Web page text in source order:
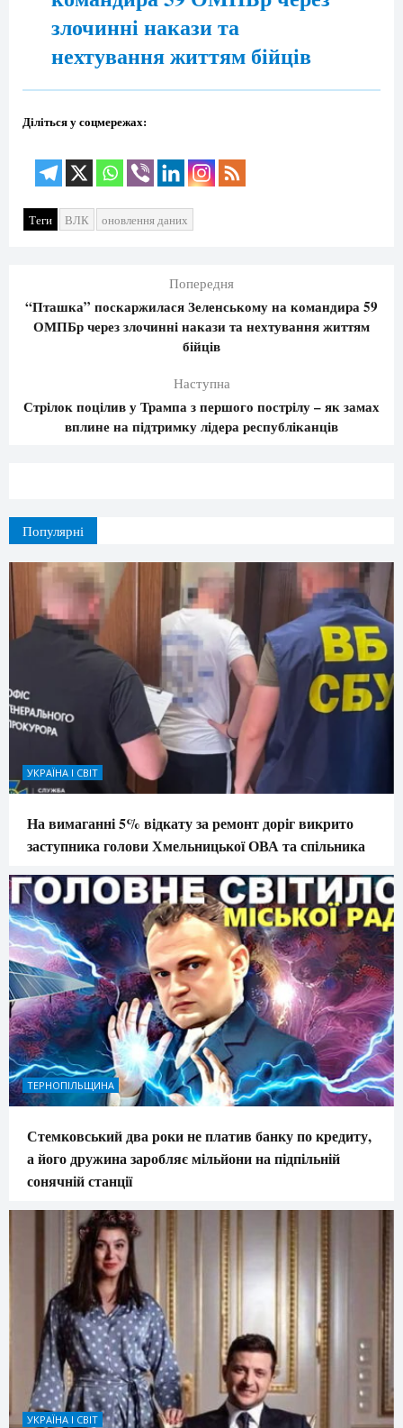
злочинні накази та
нехтування життям бійців
Діліться у соцмережах:
Теги ВЛК оновлення даних
Попередня
“Пташка” поскаржилася Зеленському на командира 59
ОМПБр через злочинні накази та нехтування життям
бійців
Наступна
Стрілок поцілив у Трампа з першого пострілу – як замах
вплине на підтримку лідера республіканців
Популярні
УКРАЇНА І СВІТ
На вимаганні 5% відкату за ремонт доріг викрито
заступника голови Хмельницької ОВА та спільника
ТЕРНОПІЛЬЩИНА
Стемковський два роки не платив банку по кредиту,
а його дружина заробляє мільйони на підпільній
сонячній станції
УКРАЇНА І СВІТ